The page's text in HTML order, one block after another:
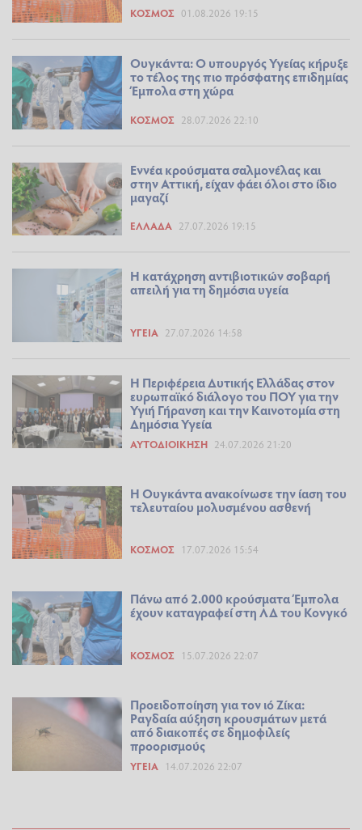
ΚΌΣΜΟΣ 01.08.2026 19:15
Ουγκάντα: Ο υπουργός Υγείας κήρυξε
το τέλος της πιο πρόσφατης επιδημίας
Έμπολα στη χώρα
ΚΌΣΜΟΣ 28.07.2026 22:10
Εννέα κρούσματα σαλμονέλας και
στην Αττική, είχαν φάει όλοι στο ίδιο
μαγαζί
ΕΛΛΆΔΑ 27.07.2026 19:15
Η κατάχρηση αντιβιοτικών σοβαρή
απειλή για τη δημόσια υγεία
ΥΓΕΊΑ 27.07.2026 14:58
Η Περιφέρεια Δυτικής Ελλάδας στον
ευρωπαϊκό διάλογο του ΠΟΥ για την
Υγιή Γήρανση και την Καινοτομία στη
Δημόσια Υγεία
ΑΥΤΟΔΙΟΊΚΗΣΗ 24.07.2026 21:20
Η Ουγκάντα ανακοίνωσε την ίαση του
τελευταίου μολυσμένου ασθενή
ΚΌΣΜΟΣ 17.07.2026 15:54
Πάνω από 2.000 κρούσματα Έμπολα
έχουν καταγραφεί στη ΛΔ του Κονγκό
ΚΌΣΜΟΣ 15.07.2026 22:07
Προειδοποίηση για τον ιό Ζίκα:
Ραγδαία αύξηση κρουσμάτων μετά
από διακοπές σε δημοφιλείς
προορισμούς
ΥΓΕΊΑ 14.07.2026 22:07